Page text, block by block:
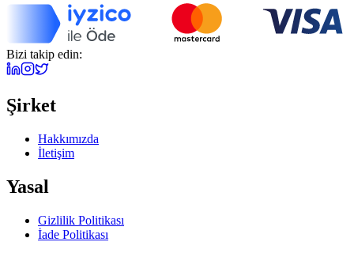
Bizi takip edin:
Şirket
Hakkımızda
İletişim
Yasal
Gizlilik Politikası
İade Politikası